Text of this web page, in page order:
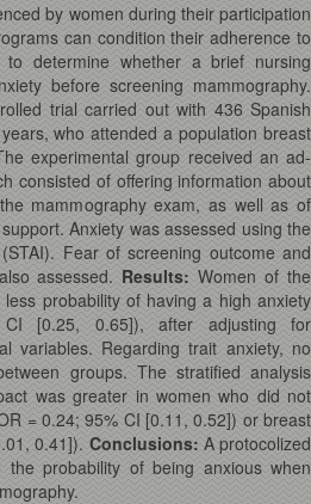
by women during their participation
can condition their adherence to
determine whether a brief nursing
before screening mammography.
trial carried out with 436 Spanish
who attended a population breast
experimental group received an ad-
consisted of offering information about
mammography exam, as well as of
Anxiety was assessed using the
Fear of screening outcome and
assessed. Results: Women of the
probability of having a high anxiety
[0.25, 0.65]), after adjusting for
variables. Regarding trait anxiety, no
groups. The stratified analysis
was greater in women who did not
= 0.24; 95% CI [0.11, 0.52]) or breast
0.41]). Conclusions: A protocolized
the probability of being anxious when